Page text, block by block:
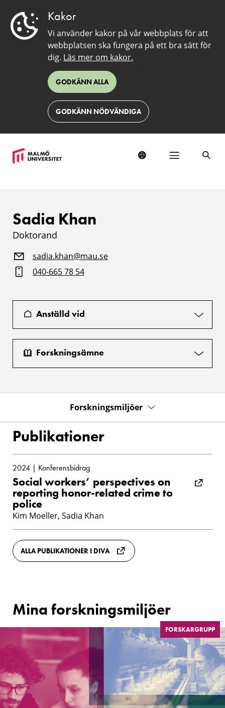
Kakor
Vi använder kakor på vår webbplats för att
webbplatsen ska fungera på ett bra sätt för
dig. Läs mer om kakor.
GODKÄNN ALLA
GODKÄNN NÖDVÄNDIGA
Sadia Khan
Doktorand
sadia.khan@mau.se
040-665 78 54
Anställd vid
Forskningsämne
Forskningsmiljöer
Publikationer
2024 | Konferensbidrag
Social workers’ perspectives on
reporting honor-related crime to
police
Kim Moeller, Sadia Khan
ALLA PUBLIKATIONER I DIVA
Mina forskningsmiljöer
FORSKARGRUPP